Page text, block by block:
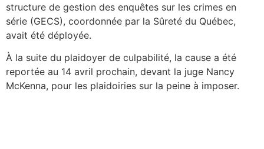
structure de gestion des enquêtes sur les crimes en
série (GECS), coordonnée par la Sûreté du Québec,
avait été déployée.
À la suite du plaidoyer de culpabilité, la cause a été
reportée au 14 avril prochain, devant la juge Nancy
McKenna, pour les plaidoiries sur la peine à imposer.